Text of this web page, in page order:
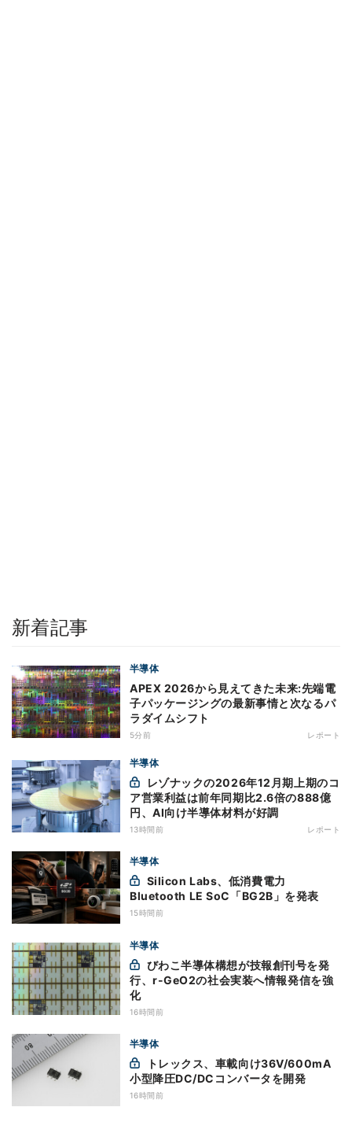
新着記事
半導体
APEX 2026から見えてきた未来:先端電
子パッケージングの最新事情と次なるパ
ラダイムシフト
5分前 レポート
半導体
ア営業利益は前年同期比2.6倍の888億
円、AI向け半導体材料が好調
13時間前 レポート
半導体
Bluetooth LE SoC「BG2B」を発表
15時間前
半導体
行、r-GeO2の社会実装へ情報発信を強
化
16時間前
半導体
小型降圧DC/DCコンバータを開発
16時間前